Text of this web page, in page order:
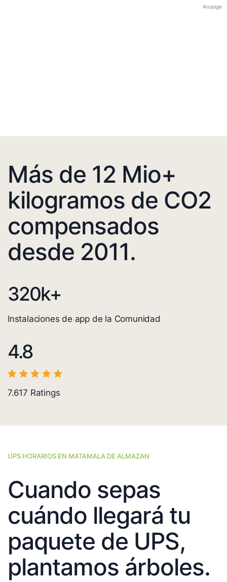
Anzeige
Más de 12 Mio+
kilogramos de CO2
compensados
desde 2011.
320k+
Instalaciones de app de la Comunidad
4.8
7.617 Ratings
UPS HORARIOS EN MATAMALA DE ALMAZAN
Cuando sepas
cuándo llegará tu
paquete de UPS,
plantamos árboles.